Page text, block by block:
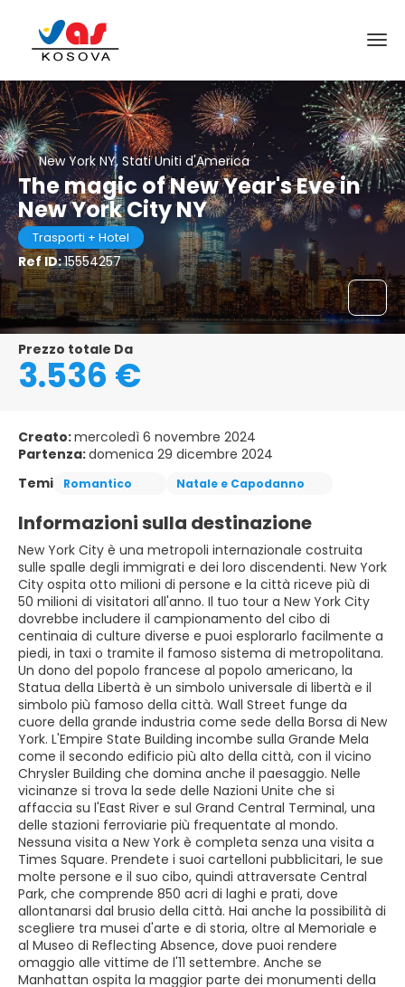
New York NY, Stati Uniti d'America
The magic of New Year's Eve in
New York City NY
Trasporti + Hotel
Ref ID:15554257
Prezzo totale Da
3.536 €
Creato:mercoledì 6 novembre 2024
Partenza:domenica 29 dicembre 2024
Temi
Romantico Natale e Capodanno
Informazioni sulla destinazione
New York City è una metropoli internazionale costruita
sulle spalle degli immigrati e dei loro discendenti. New York
City ospita otto milioni di persone e la città riceve più di
50 milioni di visitatori all'anno. Il tuo tour a New York City
dovrebbe includere il campionamento del cibo di
centinaia di culture diverse e puoi esplorarlo facilmente a
piedi, in taxi o tramite il famoso sistema di metropolitana.
Un dono del popolo francese al popolo americano, la
Statua della Libertà è un simbolo universale di libertà e il
simbolo più famoso della città. Wall Street funge da
cuore della grande industria come sede della Borsa di New
York. L'Empire State Building incombe sulla Grande Mela
come il secondo edificio più alto della città, con il vicino
Chrysler Building che domina anche il paesaggio. Nelle
vicinanze si trova la sede delle Nazioni Unite che si
affaccia su l'East River e sul Grand Central Terminal, una
delle stazioni ferroviarie più frequentate al mondo.
Nessuna visita a New York è completa senza una visita a
Times Square. Prendete i suoi cartelloni pubblicitari, le sue
molte persone e il suo cibo, quindi attraversate Central
Park, che comprende 850 acri di laghi e prati, dove
allontanarsi dal brusio della città. Hai anche la possibilità di
scegliere tra musei d'arte e di storia, oltre al Memoriale e
al Museo di Reflecting Absence, dove puoi rendere
omaggio alle vittime de l'11 settembre. Anche se
Manhattan ospita la maggior parte dei monumenti della